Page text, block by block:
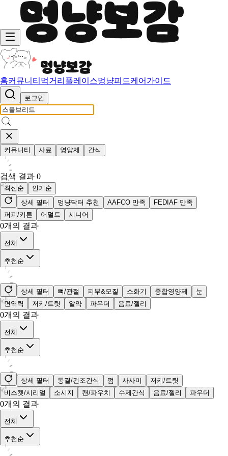
홈커뮤니티 먹거리 플레이스멍냥피드케어가이드
로그인
커뮤니티 사료 영양제 간식
검색 결과 0
최신순
인기순
상세 필터
멍냥닥터 추천 AAFCO 만족
FEDIAF 만족
퍼피/키튼
어덜트 시니어
0개의 결과
전체
추천순
상세 필터 뼈/관절 피부&모질 소화기 종합영양제
눈
면역력
저키/트릿 알약 파우더 음료/젤리
0개의 결과
전체
추천순
상세 필터 동결/건조간식 껌 사사미
저키/트릿
비스켓/시리얼
소시지 캔/파우치 수제간식 음료/젤리 파우더
0개의 결과
전체
추천순